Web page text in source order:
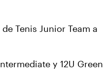
Tenis Junior Team a
y 12U Green